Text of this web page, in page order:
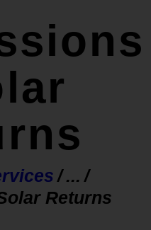
...
Returns